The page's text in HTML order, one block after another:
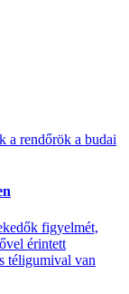
a rendőrök a budai
figyelmét,
érintett
téligumival van